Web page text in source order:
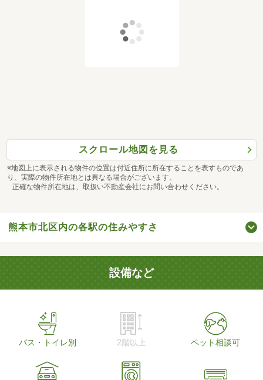
スクロール地図を見る
※地図上に表示される物件の位置は付近住所に所在することを表すものであ
り、実際の物件所在地とは異なる場合がございます。
正確な物件所在地は、取扱い不動産会社にお問い合わせください。
熊本市北区内の各駅の住みやすさ
設備など
バス・トイレ別 2階以上 ペット相談可